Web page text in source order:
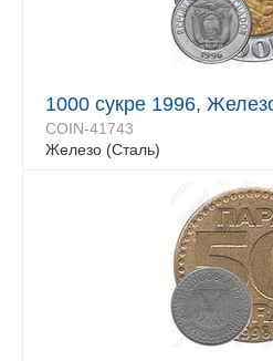
1000 сукре 1996,
COIN-41743
Железо (Сталь)